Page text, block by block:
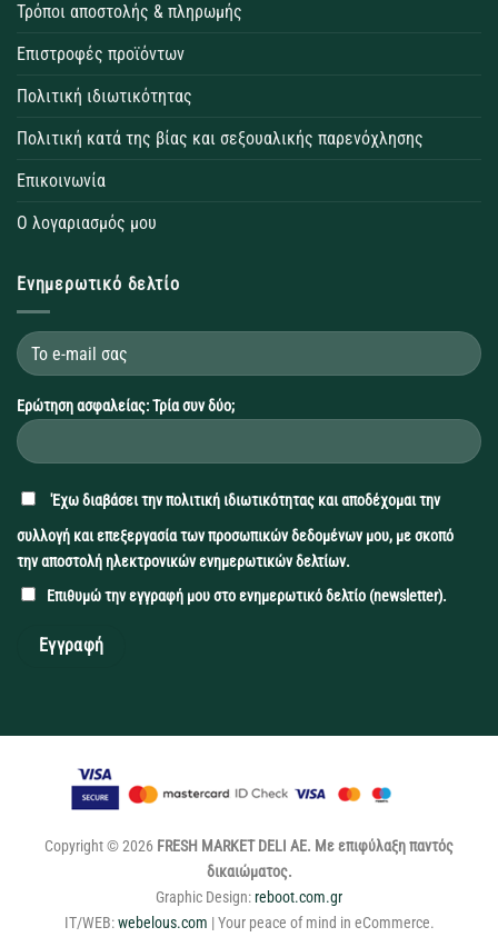
Τρόποι αποστολής & πληρωμής
Επιστροφές προϊόντων
Πολιτική ιδιωτικότητας
Πολιτική κατά της βίας και σεξουαλικής παρενόχλησης
Επικοινωνία
Ο λογαριασμός μου
Ενημερωτικό δελτίο
Ερώτηση ασφαλείας: Τρία συν δύο;
'Εχω διαβάσει τηνπολιτική ιδιωτικότητας και αποδέχομαι την
συλλογή και επεξεργασία των προσωπικών δεδομένων μου, με σκοπό
την αποστολή ηλεκτρονικών ενημερωτικών δελτίων.
Επιθυμώ την εγγραφή μου στο ενημερωτικό δελτίο (newsletter).
Copyright © 2026 FRESH MARKET DELI ΑΕ. Με επιφύλαξη παντός
δικαιώματος.
Graphic Design: reboot.com.gr
IT/WEB:webelous.com | Your peace of mind in eCommerce.